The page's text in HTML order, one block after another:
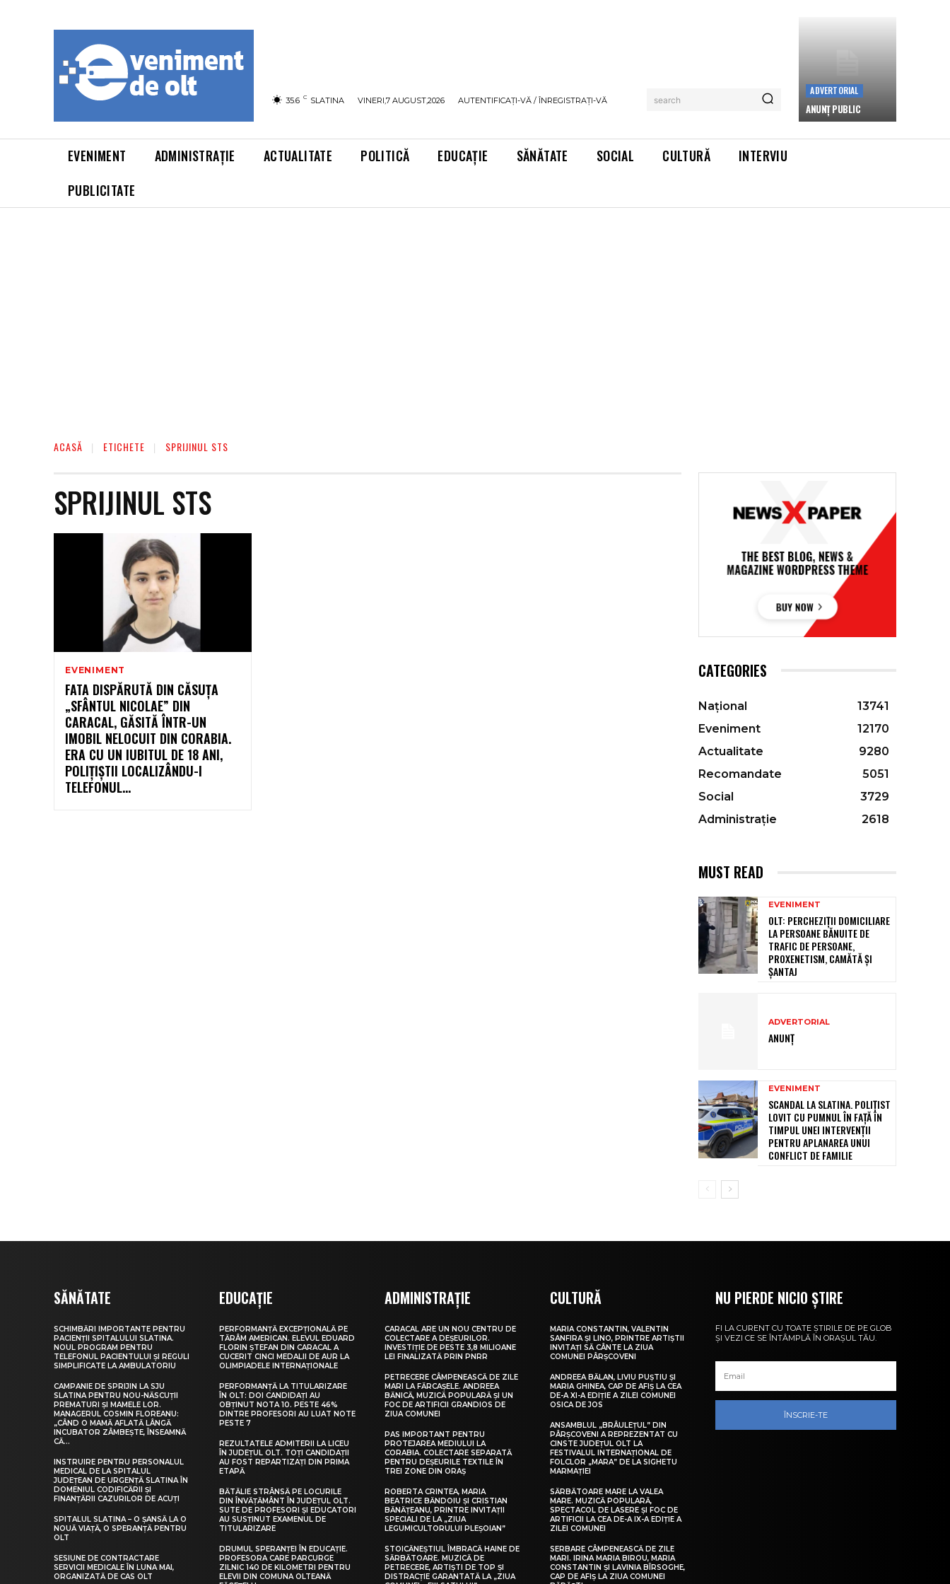
35.6 C SLATINA VINERI,7 AUGUST,2026 AUTENTIFICAȚI-VĂ / ÎNREGISTRAȚI-VĂ search
ADVERTORIAL
ANUNȚ PUBLIC
EVENIMENT ADMINISTRAȚIE ACTUALITATE POLITICĂ EDUCAȚIE SĂNĂTATE SOCIAL CULTURĂ
INTERVIU
PUBLICITATE
ACASĂ ETICHETE SPRIJINUL STS
SPRIJINUL STS
EVENIMENT
FATA DISPĂRUTĂ DIN CĂSUȚA
„SFÂNTUL NICOLAE” DIN
CARACAL, GĂSITĂ ÎNTR-UN
IMOBIL NELOCUIT DIN CORABIA.
ERA CU UN IUBITUL DE 18 ANI,
POLIȚIȘTII LOCALIZÂNDU-I
TELEFONUL...
CATEGORIES
Național
13741
Eveniment
12170
Actualitate
9280
Recomandate
5051
Social
3729
Administrație
2618
MUST READ
EVENIMENT
OLT: PERCHEZIŢII DOMICILIARE
LA PERSOANE BĂNUITE DE
TRAFIC DE PERSOANE,
PROXENETISM, CAMĂTĂ ŞI
ŞANTAJ
ADVERTORIAL
ANUNȚ
EVENIMENT
SCANDAL LA SLATINA. POLIȚIST
LOVIT CU PUMNUL ÎN FAȚĂ ÎN
TIMPUL UNEI INTERVENȚII
PENTRU APLANAREA UNUI
CONFLICT DE FAMILIE
SĂNĂTATE
SCHIMBĂRI IMPORTANTE PENTRU
PACIENȚII SPITALULUI SLATINA.
NOUL PROGRAM PENTRU
TELEFONUL PACIENTULUI ȘI REGULI
SIMPLIFICATE LA AMBULATORIU
CAMPANIE DE SPRIJIN LA SJU
SLATINA PENTRU NOU-NĂSCUȚII
PREMATURI ȘI MAMELE LOR.
MANAGERUL COSMIN FLOREANU:
„CÂND O MAMĂ AFLATĂ LÂNGĂ
INCUBATOR ZÂMBEȘTE, ÎNSEAMNĂ
CĂ...
INSTRUIRE PENTRU PERSONALUL
MEDICAL DE LA SPITALUL
JUDEȚEAN DE URGENȚĂ SLATINA ÎN
DOMENIUL CODIFICĂRII ȘI
FINANȚĂRII CAZURILOR DE ACUȚI
SPITALUL SLATINA – O ȘANSĂ LA O
NOUĂ VIAȚĂ, O SPERANȚĂ PENTRU
OLT
SESIUNE DE CONTRACTARE
SERVICII MEDICALE ÎN LUNA MAI,
ORGANIZATĂ DE CAS OLT
EDUCAȚIE
PERFORMANȚĂ EXCEPȚIONALĂ PE
TĂRÂM AMERICAN. ELEVUL EDUARD
FLORIN ȘTEFAN DIN CARACAL A
CUCERIT CINCI MEDALII DE AUR LA
OLIMPIADELE INTERNAȚIONALE
PERFORMANȚĂ LA TITULARIZARE
ÎN OLT: DOI CANDIDAȚI AU
OBȚINUT NOTA 10. PESTE 46%
DINTRE PROFESORI AU LUAT NOTE
PESTE 7
REZULTATELE ADMITERII LA LICEU
ÎN JUDEȚUL OLT. TOȚI CANDIDAȚII
AU FOST REPARTIZAȚI DIN PRIMA
ETAPĂ
BĂTĂLIE STRÂNSĂ PE LOCURILE
DIN ÎNVĂȚĂMÂNT ÎN JUDEȚUL OLT.
SUTE DE PROFESORI ȘI EDUCATORI
AU SUSȚINUT EXAMENUL DE
TITULARIZARE
DRUMUL SPERANȚEI ÎN EDUCAȚIE.
PROFESORA CARE PARCURGE
ZILNIC 140 DE KILOMETRI PENTRU
ELEVII DIN COMUNA OLTEANĂ
ADMINISTRAȚIE
CARACAL ARE UN NOU CENTRU DE
COLECTARE A DEȘEURILOR.
INVESTIȚIE DE PESTE 3,8 MILIOANE
LEI FINALIZATĂ PRIN PNRR
PETRECERE CÂMPENEASCĂ DE ZILE
MARI LA FĂRCAȘELE. ANDREEA
BĂNICĂ, MUZICĂ POPULARĂ ȘI UN
FOC DE ARTIFICII GRANDIOS DE
ZIUA COMUNEI
PAS IMPORTANT PENTRU
PROTEJAREA MEDIULUI LA
CORABIA. COLECTARE SEPARATĂ
PENTRU DEȘEURILE TEXTILE ÎN
TREI ZONE DIN ORAȘ
ROBERTA CRINTEA, MARIA
BEATRICE BĂNDOIU ȘI CRISTIAN
BĂNĂȚEANU, PRINTRE INVITAȚII
SPECIALI DE LA „ZIUA
LEGUMICULTORULUI PLEȘOIAN”
STOICĂNEȘTIUL ÎMBRACĂ HAINE DE
SĂRBĂTOARE. MUZICĂ DE
PETRECERE, ARTIȘTI DE TOP ȘI
DISTRACȚIE GARANTATĂ LA „ZIUA
CULTURĂ
MARIA CONSTANTIN, VALENTIN
SANFIRA ȘI LINO, PRINTRE ARTIȘTII
INVITAȚI SĂ CÂNTE LA ZIUA
COMUNEI PÂRȘCOVENI
ANDREEA BĂLAN, LIVIU PUȘTIU ȘI
MARIA GHINEA, CAP DE AFIȘ LA CEA
DE-A XI-A EDIȚIE A ZILEI COMUNEI
OSICA DE JOS
ANSAMBLUL „BRÂULEȚUL” DIN
PÂRȘCOVENI A REPREZENTAT CU
CINSTE JUDEȚUL OLT LA
FESTIVALUL INTERNAȚIONAL DE
FOLCLOR „MARA” DE LA SIGHETU
MARMAȚIEI
SĂRBĂTOARE MARE LA VALEA
MARE. MUZICĂ POPULARĂ,
SPECTACOL DE LASERE ȘI FOC DE
ARTIFICII LA CEA DE-A IX-A EDIȚIE A
ZILEI COMUNEI
SERBARE CÂMPENEASCĂ DE ZILE
MARI. IRINA MARIA BIROU, MARIA
CONSTANTIN ȘI LAVINIA BÎRSOGHE,
CAP DE AFIȘ LA ZIUA COMUNEI
NU PIERDE NICIO ȘTIRE
FI LA CURENT CU TOATE ȘTIRILE DE PE GLOB
ȘI VEZI CE SE ÎNTÂMPLĂ ÎN ORAȘUL TĂU.
ÎNSCRIE-TE